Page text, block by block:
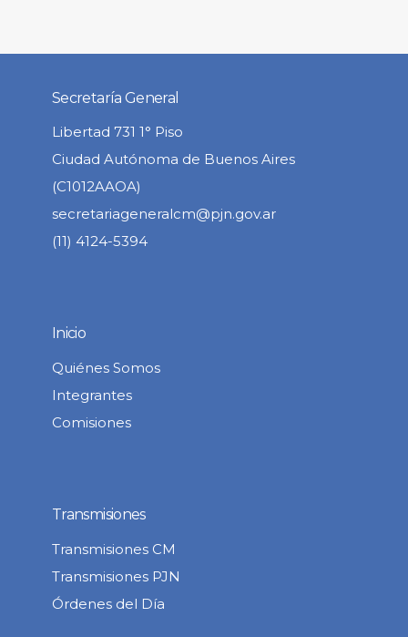
Secretaría General
Libertad 731 1° Piso
Ciudad Autónoma de Buenos Aires
(C1012AAOA)
secretariageneralcm@pjn.gov.ar
(11) 4124-5394
Inicio
Quiénes Somos
Integrantes
Comisiones
Transmisiones
Transmisiones CM
Transmisiones PJN
Órdenes del Día